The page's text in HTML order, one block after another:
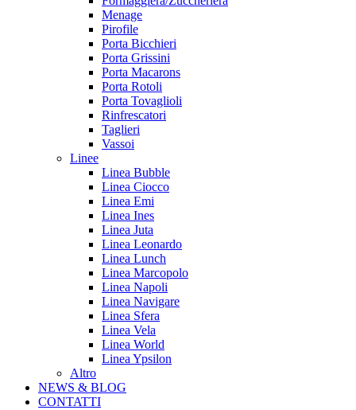
Menage
Pirofile
Porta Bicchieri
Porta Grissini
Porta Macarons
Porta Rotoli
Porta Tovaglioli
Rinfrescatori
Taglieri
Vassoi
Linee
Linea Bubble
Linea Ciocco
Linea Emi
Linea Ines
Linea Juta
Linea Leonardo
Linea Lunch
Linea Marcopolo
Linea Napoli
Linea Navigare
Linea Sfera
Linea Vela
Linea World
Linea Ypsilon
Altro
NEWS & BLOG
CONTATTI